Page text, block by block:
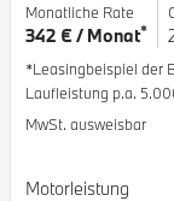
Monatliche Rate
342 € / Monat*
*Leasingbeispiel der
Laufleistung p.a.
MwSt. ausweisbar
Spezifikation
Motorleistung